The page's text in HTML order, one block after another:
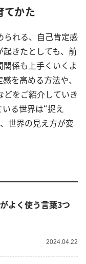
てかた
られる、自己肯定感
きたとしても、前
係も上手くいくよ
を高める方法や、
どをご紹介していき
る世界は“捉え
世界の見え方が変
よく使う言葉3つ
2024.04.22